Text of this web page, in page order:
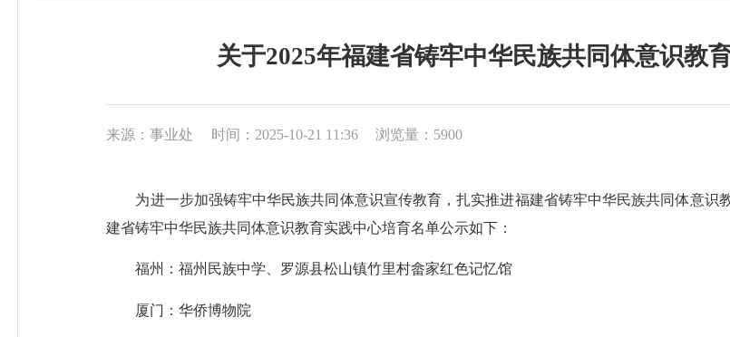
关于2025年福建省铸牢中华民族共同体意识教
来源：事业处 时间：2025-10-21 11:36 浏览量：5900
为进一步加强铸牢中华民族共同体意识宣传教育，扎实推进福建省铸牢中华民族共同体意识
建省铸牢中华民族共同体意识教育实践中心培育名单公示如下：
福州：福州民族中学、罗源县松山镇竹里村畲家红色记忆馆
厦门：华侨博物院